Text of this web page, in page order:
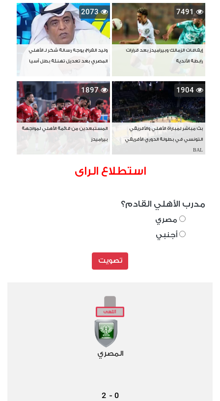
7491
إيقافات الزمالك وبيراميدز بعد قرارات
رابطة الأندية
2073
وليد الفراج يوجه رسالة شكر لـ الأهلي
المصري بعد تعديل تهنئة بطل آسيا
1904
بث مباشر لمباراة الأهلي والأفريقي
التونسي في بطولة الدوري الأفريقي
BAL
1897
المستبعدين من قائمة الأهلي لمواجهة
بيراميدز
استطلاع الراى
مدرب الأهلي القادم؟
مصري
أجنبي
تصويت
المصري
0
-
2